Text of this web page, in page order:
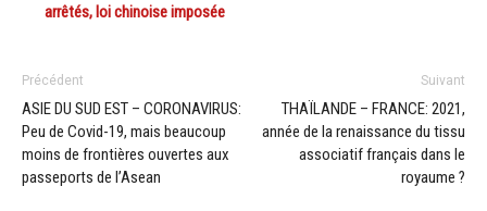
arrêtés, loi chinoise imposée
Précédent
ASIE DU SUD EST – CORONAVIRUS:
Peu de Covid-19, mais beaucoup
moins de frontières ouvertes aux
passeports de l’Asean
Suivant
THAÏLANDE – FRANCE: 2021,
année de la renaissance du tissu
associatif français dans le
royaume ?